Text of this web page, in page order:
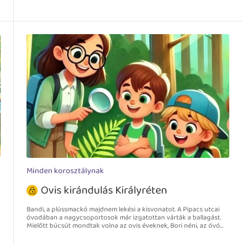
Minden korosztálynak
Ovis kirándulás Királyréten
Bandi, a plüssmackó majdnem lekési a kisvonatot. A Pipacs utcai
óvodában a nagycsoportosok már izgatottan várták a ballagást.
Mielőtt búcsút mondtak volna az ovis éveknek, Bori néni, az óvó